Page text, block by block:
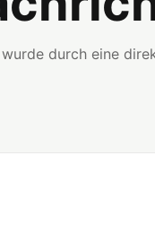
durch eine